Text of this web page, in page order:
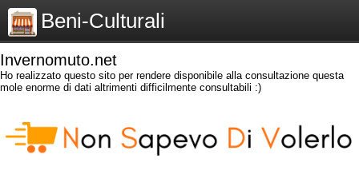
Beni-Culturali
Invernomuto.net
Ho realizzato questo sito per rendere disponibile alla consultazione questa
mole enorme di dati altrimenti difficilmente consultabili :)